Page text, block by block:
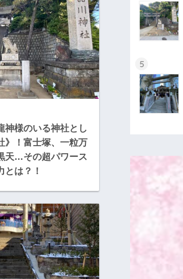
神様のいる神社とし
》！富士塚、一粒万
天…その超パワース
とは？！
5